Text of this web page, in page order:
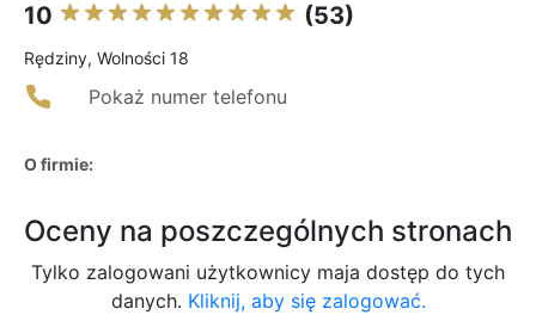
10 (53)
Rędziny, Wolności 18
Pokaż numer telefonu
O firmie:
Oceny na poszczególnych stronach
Tylko zalogowani użytkownicy maja dostęp do tych
danych. Kliknij, aby się zalogować.